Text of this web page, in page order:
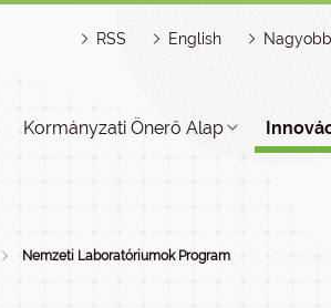
RSS English
Kormányzati Önerő Alap
Nemzeti Laboratóriumok Program